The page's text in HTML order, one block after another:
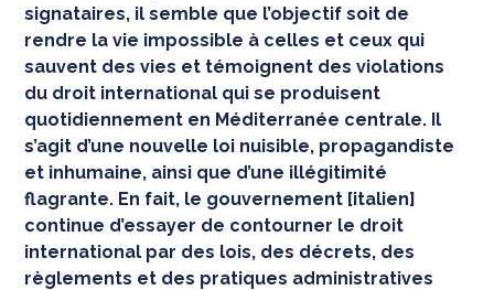
signataires, il semble que l’objectif soit de
rendre la vie impossible à celles et ceux qui
sauvent des vies et témoignent des violations
du droit international qui se produisent
quotidiennement en Méditerranée centrale. Il
s’agit d’une nouvelle loi nuisible, propagandiste
et inhumaine, ainsi que d’une illégitimité
flagrante. En fait, le gouvernement [italien]
continue d’essayer de contourner le droit
international par des lois, des décrets, des
règlements et des pratiques administratives